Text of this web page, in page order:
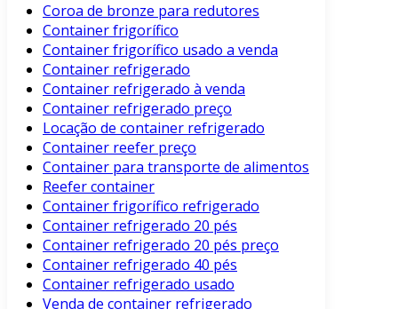
Coroa de bronze para redutores
Container frigorífico
Container frigorífico usado a venda
Container refrigerado
Container refrigerado à venda
Container refrigerado preço
Locação de container refrigerado
Container reefer preço
Container para transporte de alimentos
Reefer container
Container frigorífico refrigerado
Container refrigerado 20 pés
Container refrigerado 20 pés preço
Container refrigerado 40 pés
Container refrigerado usado
Venda de container refrigerado